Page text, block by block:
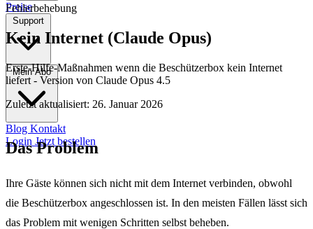
Preise
Support
Mein Abo
Blog Kontakt
Login Jetzt bestellen
Fehlerbehebung
Kein Internet (Claude Opus)
Erste-Hilfe-Maßnahmen wenn die Beschützerbox kein Internet
liefert - Version von Claude Opus 4.5
Zuletzt aktualisiert: 26. Januar 2026
Das Problem
Ihre Gäste können sich nicht mit dem Internet verbinden, obwohl
die Beschützerbox angeschlossen ist. In den meisten Fällen lässt sich
das Problem mit wenigen Schritten selbst beheben.